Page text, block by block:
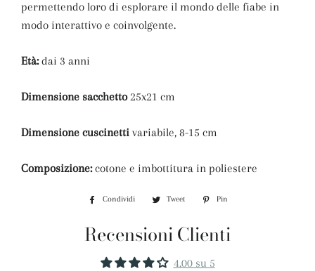
permettendo loro di esplorare il mondo delle fiabe in
modo interattivo e coinvolgente.
Età:dai 3 anni
Dimensione sacchetto25x21 cm
Dimensione cuscinetti variabile, 8-15 cm
Composizione: cotone e imbottitura in poliestere
Condividi
Condividi
Facebook
Tweet
Twitta
Twitter
Pin
Recensioni Clienti
4.00 su 5